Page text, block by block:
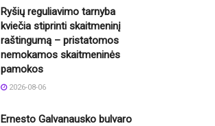
Ryšių reguliavimo tarnyba
kviečia stiprinti skaitmeninį
raštingumą – pristatomos
nemokamos skaitmeninės
pamokos
2026-08-06
Ernesto Galvanausko bulvaro